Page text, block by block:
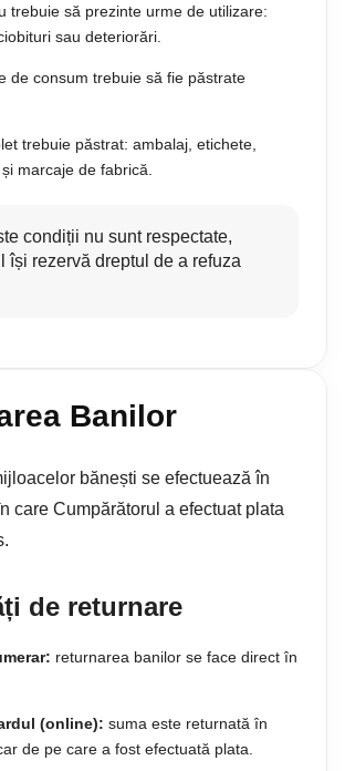
trebuie să prezinte urme de utilizare:
sau deteriorări.
de consum trebuie să fie păstrate
trebuie păstrat: ambalaj, etichete,
marcaje de fabrică.
condiții nu sunt respectate,
își rezervă dreptul de a refuza
Banilor
bănești se efectuează în
care Cumpărătorul a efectuat plata
de returnare
returnarea banilor se face direct în
(online): suma este returnată în
de pe care a fost efectuată plata.